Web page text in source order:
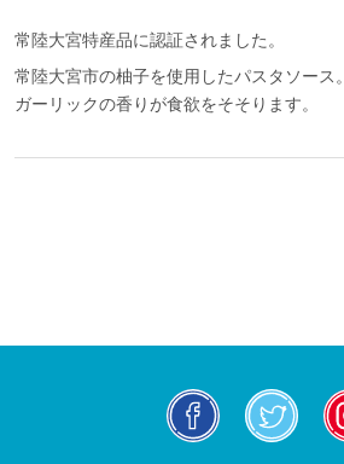
常陸大宮特産品に認証されました。
常陸大宮市の柚子を使用したパスタソース。
ガーリックの香りが食欲をそそります。